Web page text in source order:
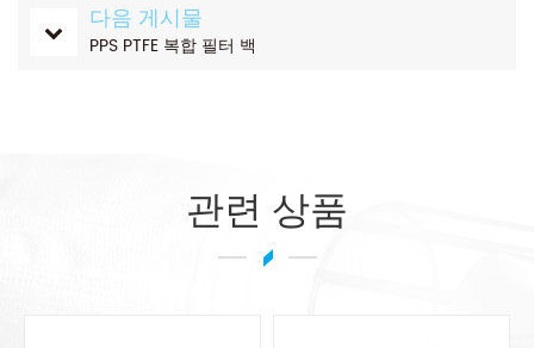
다음 게시물
PPS PTFE 복합 필터 백
관련 상품